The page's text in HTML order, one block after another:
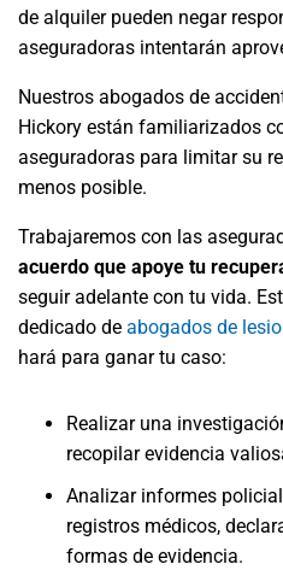
de alquiler pueden negar
aseguradoras intentarán
Nuestros abogados de
Hickory están familiarizados
aseguradoras para limitar su
menos posible.
Trabajaremos con las
acuerdo que apoye tu
seguir adelante con tu vida.
dedicado de abogados de
hará para ganar tu caso:
Realizar una
recopilar evidencia
Analizar informes
registros médicos,
formas de evidencia.